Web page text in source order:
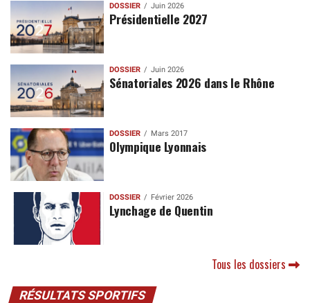
DOSSIER Juin 2026
Présidentielle 2027
DOSSIER Juin 2026
Sénatoriales 2026 dans le Rhône
DOSSIER Mars 2017
Olympique Lyonnais
DOSSIER Février 2026
Lynchage de Quentin
Tous les dossiers
RÉSULTATS SPORTIFS